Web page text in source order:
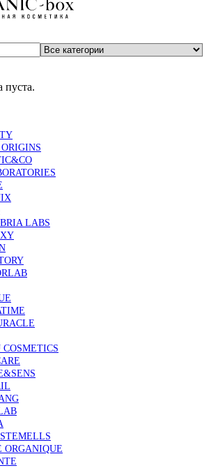
пуста.
LABS
ORGANIQUE